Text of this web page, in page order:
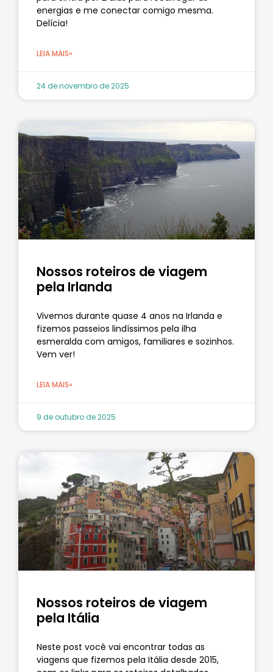
energias e me conectar comigo mesma.
Delícia!
LEIA MAIS»
24 de novembro de 2025
Nossos roteiros de viagem
pela Irlanda
Vivemos durante quase 4 anos na Irlanda e
fizemos passeios lindíssimos pela ilha
esmeralda com amigos, familiares e sozinhos.
Vem ver!
LEIA MAIS»
9 de outubro de 2025
Nossos roteiros de viagem
pela Itália
Neste post você vai encontrar todas as
viagens que fizemos pela Itália desde 2015,